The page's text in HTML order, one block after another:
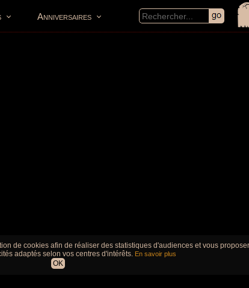
Anniversaires
de cookies afin de réaliser des statistiques d'audiences et vous
adaptés selon vos centres d'intérêts. En savoir plus
OK